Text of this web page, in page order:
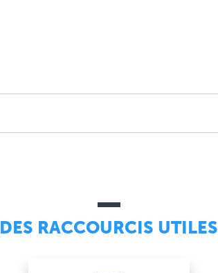
DES RACCOURCIS UTILES